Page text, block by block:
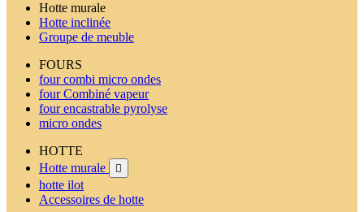
Hotte murale
Hotte inclinée
Groupe de meuble
FOURS
four combi micro ondes
four Combiné vapeur
four encastrable pyrolyse
micro ondes
HOTTE
Hotte murale

hotte ilot
Accessoires de hotte